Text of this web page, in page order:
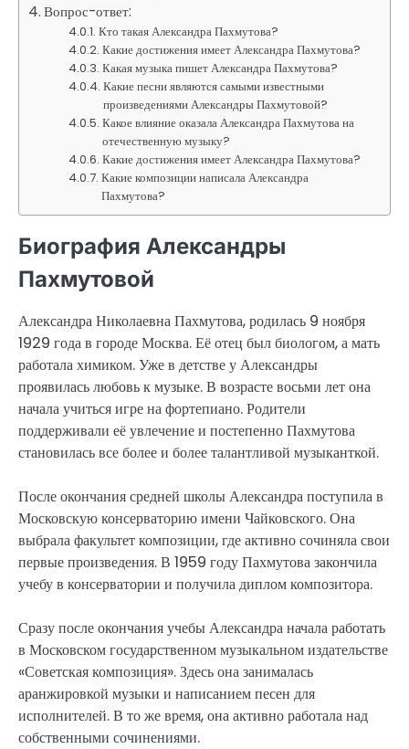
Вопрос-ответ:
Кто такая Александра Пахмутова?
Какие достижения имеет Александра Пахмутова?
Какая музыка пишет Александра Пахмутова?
Какие песни являются самыми известными
произведениями Александры Пахмутовой?
Какое влияние оказала Александра Пахмутова на
отечественную музыку?
Какие достижения имеет Александра Пахмутова?
Какие композиции написала Александра
Пахмутова?
Биография Александры
Пахмутовой
Александра Николаевна Пахмутова, родилась 9 ноября
1929 года в городе Москва. Её отец был биологом, а мать
работала химиком. Уже в детстве у Александры
проявилась любовь к музыке. В возрасте восьми лет она
начала учиться игре на фортепиано. Родители
поддерживали её увлечение и постепенно Пахмутова
становилась все более и более талантливой музыканткой.
После окончания средней школы Александра поступила в
Московскую консерваторию имени Чайковского. Она
выбрала факультет композиции, где активно сочиняла свои
первые произведения. В 1959 году Пахмутова закончила
учебу в консерватории и получила диплом композитора.
Сразу после окончания учебы Александра начала работать
в Московском государственном музыкальном издательстве
«Советская композиция». Здесь она занималась
аранжировкой музыки и написанием песен для
исполнителей. В то же время, она активно работала над
собственными сочинениями.